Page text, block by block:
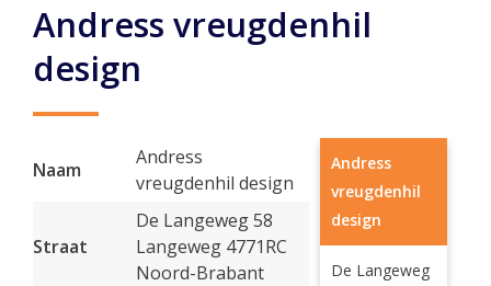
Andress vreugdenhil
design
Naam
Andress
vreugdenhil design
Straat
De Langeweg 58
Langeweg 4771RC
Noord-Brabant
Andress
vreugdenhil
design
De Langeweg